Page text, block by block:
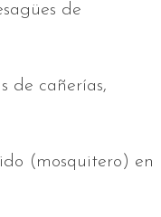
de
de cañerías,
(mosquitero) en